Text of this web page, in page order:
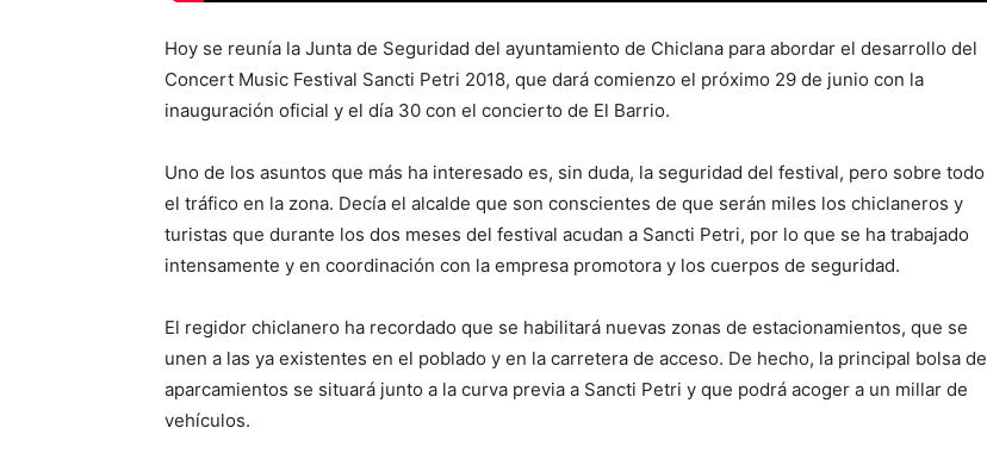
Hoy se reunía la Junta de Seguridad del ayuntamiento de Chiclana para abordar el desarrollo del
Concert Music Festival Sancti Petri 2018, que dará comienzo el próximo 29 de junio con la
inauguración oficial y el día 30 con el concierto de El Barrio.
Uno de los asuntos que más ha interesado es, sin duda, la seguridad del festival, pero sobre todo
el tráfico en la zona. Decía el alcalde que son conscientes de que serán miles los chiclaneros y
turistas que durante los dos meses del festival acudan a Sancti Petri, por lo que se ha trabajado
intensamente y en coordinación con la empresa promotora y los cuerpos de seguridad.
El regidor chiclanero ha recordado que se habilitará nuevas zonas de estacionamientos, que se
unen a las ya existentes en el poblado y en la carretera de acceso. De hecho, la principal bolsa de
aparcamientos se situará junto a la curva previa a Sancti Petri y que podrá acoger a un millar de
vehículos.